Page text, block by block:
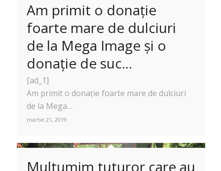
Am primit o donație
foarte mare de dulciuri
de la Mega Image și o
donație de suc…
[ad_1]
Am primit o donație foarte mare de dulciuri
de la Mega…
martie 21, 2019
Multumim tuturor care au